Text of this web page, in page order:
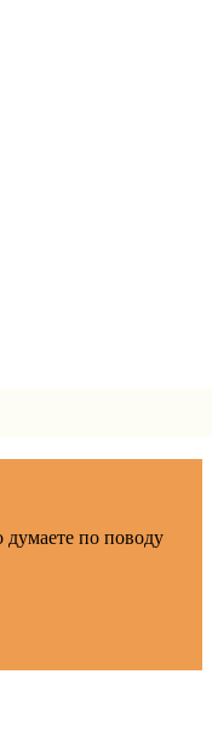
по поводу